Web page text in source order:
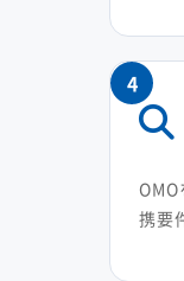
4
携要